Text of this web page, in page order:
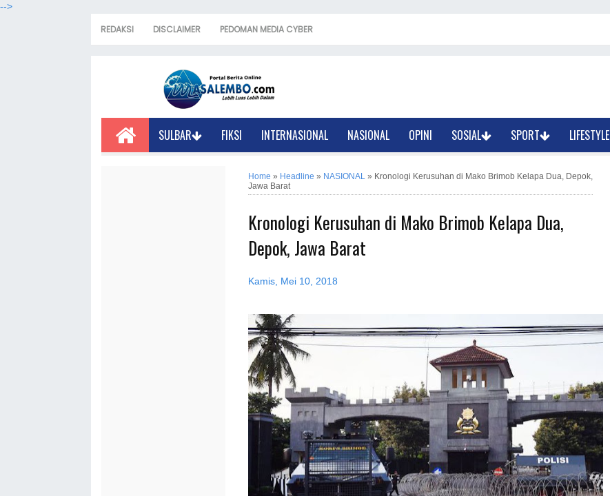
-->
REDAKSI DISCLAIMER PEDOMAN MEDIA CYBER
SULBAR FIKSI INTERNASIONAL NASIONAL OPINI SOSIAL SPORT LIFESTYLE
Home » Headline » NASIONAL » Kronologi Kerusuhan di Mako Brimob Kelapa Dua, Depok,
Jawa Barat
Kronologi Kerusuhan di Mako Brimob Kelapa Dua,
Depok, Jawa Barat
Kamis, Mei 10, 2018